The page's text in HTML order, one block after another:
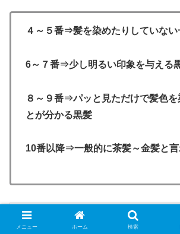
４～５番⇒髪を染めたりしていない
6～７番⇒少し明るい印象を与える
８～９番⇒パッと見ただけで髪色を
とが分かる黒髪
10番以降⇒一般的に茶髪～金髪と
メニュー ホーム 検索